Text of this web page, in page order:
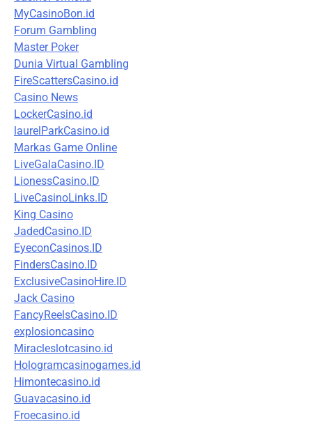
MyCasinoBon.id
Forum Gambling
Master Poker
Dunia Virtual Gambling
FireScattersCasino.id
Casino News
LockerCasino.id
laurelParkCasino.id
Markas Game Online
LiveGalaCasino.ID
LionessCasino.ID
LiveCasinoLinks.ID
King Casino
JadedCasino.ID
EyeconCasinos.ID
FindersCasino.ID
ExclusiveCasinoHire.ID
Jack Casino
FancyReelsCasino.ID
explosioncasino
Miracleslotcasino.id
Hologramcasinogames.id
Himontecasino.id
Guavacasino.id
Froecasino.id